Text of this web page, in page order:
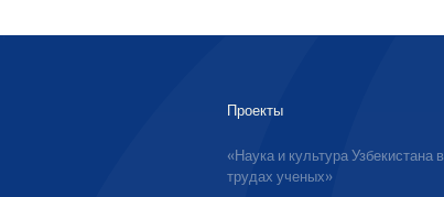
Проекты
«Наука и культура Узбекистана в
трудах ученых»